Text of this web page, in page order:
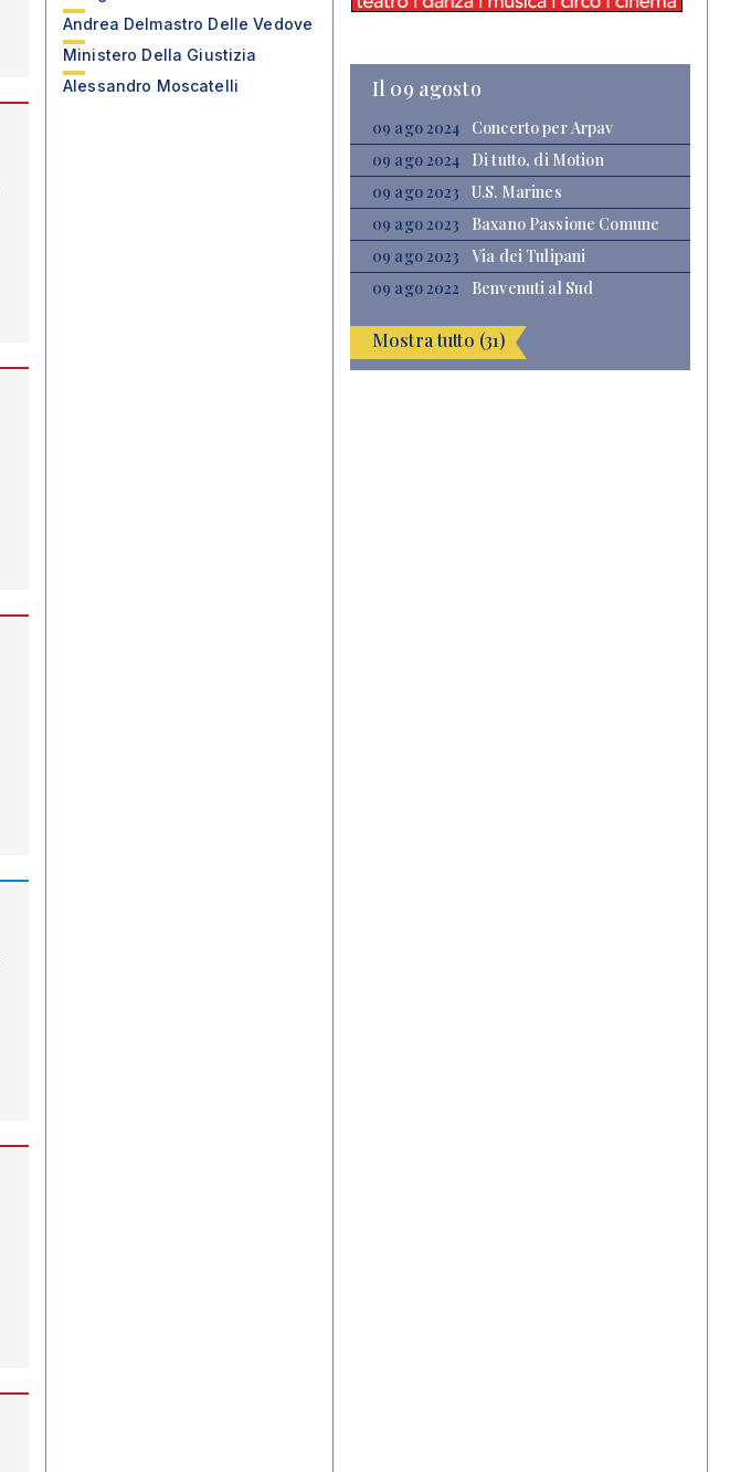
Andrea Delmastro Delle Vedove
Ministero Della Giustizia
Alessandro Moscatelli
Il 09 agosto
09 ago 2024
Concerto per Arpav
09 ago 2024
Di tutto, di Motion
09 ago 2023
U.S. Marines
09 ago 2023
Baxano Passione Comune
09 ago 2023
Via dei Tulipani
09 ago 2022
Benvenuti al Sud
Mostra tutto (31)